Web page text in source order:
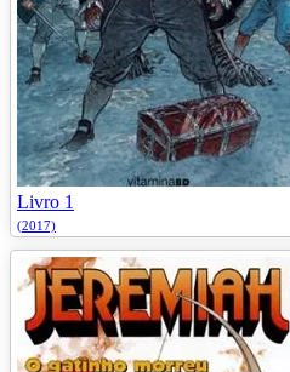
Livro 1
(2017)